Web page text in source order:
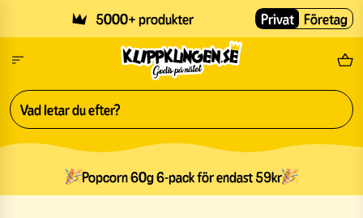
5000+ produkter Fri
Privat Företag
Popcorn 60g 6-pack för endast 59kr